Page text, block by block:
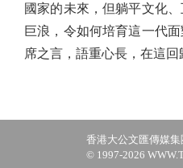
國家的未來，但躺平文化
巨浪，令如何培育這一代
席之言，語重心長，在這回
香港大公文匯傳媒
© 1997-2026